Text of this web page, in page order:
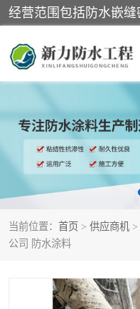
当前位置： 首页 > 供应商机 >
公司 防水涂料
黑豹防水胶
乳化沥青防水涂料
非固化橡胶防水涂料